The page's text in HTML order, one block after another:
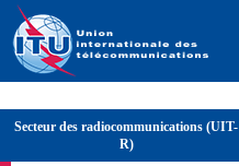
Secteur des radiocommunications (UIT-
R)